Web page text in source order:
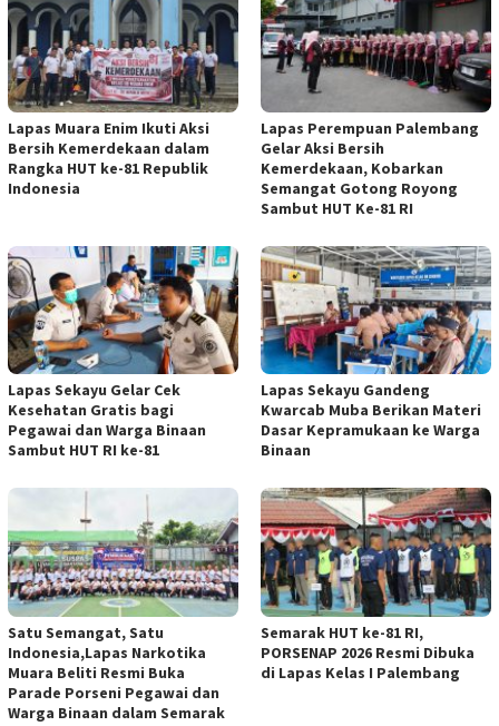
Lapas Muara Enim Ikuti Aksi
Bersih Kemerdekaan dalam
Rangka HUT ke-81 Republik
Indonesia
Lapas Perempuan Palembang
Gelar Aksi Bersih
Kemerdekaan, Kobarkan
Semangat Gotong Royong
Sambut HUT Ke-81 RI
Lapas Sekayu Gelar Cek
Kesehatan Gratis bagi
Pegawai dan Warga Binaan
Sambut HUT RI ke-81
Lapas Sekayu Gandeng
Kwarcab Muba Berikan Materi
Dasar Kepramukaan ke Warga
Binaan
Satu Semangat, Satu
Indonesia,Lapas Narkotika
Muara Beliti Resmi Buka
Parade Porseni Pegawai dan
Warga Binaan dalam Semarak
Semarak HUT ke-81 RI,
PORSENAP 2026 Resmi Dibuka
di Lapas Kelas I Palembang